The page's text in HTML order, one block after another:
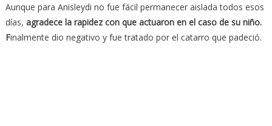
Aunque para Anisleydi no fue fácil permanecer aislada todos esos
días, agradece la rapidez con que actuaron en el caso de su niño.
Finalmente dio negativo y fue tratado por el catarro que padeció.